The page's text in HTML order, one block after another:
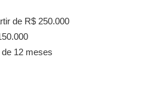
de R$ 250.000
de 12 meses